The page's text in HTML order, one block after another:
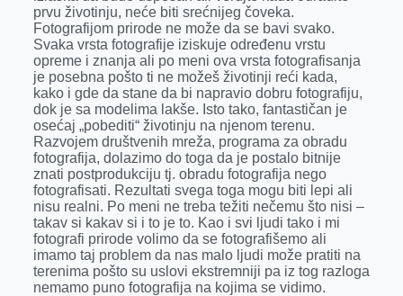
prvu životinju, neće biti srećnijeg čoveka.
Fotografijom prirode ne može da se bavi svako.
Svaka vrsta fotografije iziskuje određenu vrstu
opreme i znanja ali po meni ova vrsta fotografisanja
je posebna pošto ti ne možeš životinji reći kada,
kako i gde da stane da bi napravio dobru fotografiju,
dok je sa modelima lakše. Isto tako, fantastičan je
osećaj „pobediti“ životinju na njenom terenu.
Razvojem društvenih mreža, programa za obradu
fotografija, dolazimo do toga da je postalo bitnije
znati postprodukciju tj. obradu fotografija nego
fotografisati. Rezultati svega toga mogu biti lepi ali
nisu realni. Po meni ne treba težiti nečemu što nisi –
takav si kakav si i to je to. Kao i svi ljudi tako i mi
fotografi prirode volimo da se fotografišemo ali
imamo taj problem da nas malo ljudi može pratiti na
terenima pošto su uslovi ekstremniji pa iz tog razloga
nemamo puno fotografija na kojima se vidimo.